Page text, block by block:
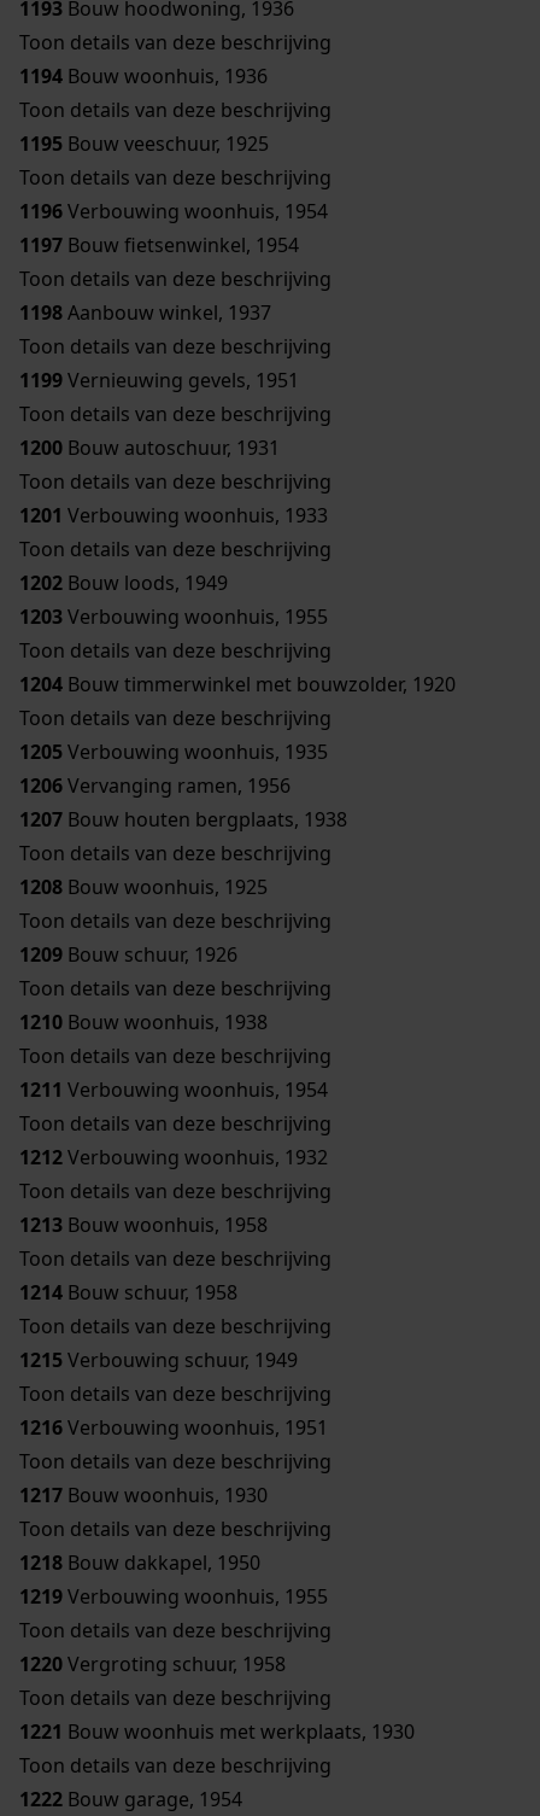
1193 Bouw hoodwoning, 1936
Toon details van deze beschrijving
1194 Bouw woonhuis, 1936
Toon details van deze beschrijving
1195 Bouw veeschuur, 1925
Toon details van deze beschrijving
1196Verbouwing woonhuis, 1954
1197 Bouw fietsenwinkel, 1954
Toon details van deze beschrijving
1198Aanbouw winkel, 1937
Toon details van deze beschrijving
1199Vernieuwing gevels, 1951
Toon details van deze beschrijving
1200 Bouw autoschuur, 1931
Toon details van deze beschrijving
1201 Verbouwing woonhuis, 1933
Toon details van deze beschrijving
1202 Bouw loods, 1949
1203Verbouwing woonhuis, 1955
Toon details van deze beschrijving
1204 Bouw timmerwinkel met bouwzolder, 1920
Toon details van deze beschrijving
1205Verbouwing woonhuis, 1935
1206Vervanging ramen, 1956
1207 Bouw houten bergplaats, 1938
Toon details van deze beschrijving
1208 Bouw woonhuis, 1925
Toon details van deze beschrijving
1209 Bouw schuur, 1926
Toon details van deze beschrijving
1210 Bouw woonhuis, 1938
Toon details van deze beschrijving
1211 Verbouwing woonhuis, 1954
Toon details van deze beschrijving
1212Verbouwing woonhuis, 1932
Toon details van deze beschrijving
1213 Bouw woonhuis, 1958
Toon details van deze beschrijving
1214 Bouw schuur, 1958
Toon details van deze beschrijving
1215Verbouwing schuur, 1949
Toon details van deze beschrijving
1216Verbouwing woonhuis, 1951
Toon details van deze beschrijving
1217 Bouw woonhuis, 1930
Toon details van deze beschrijving
1218 Bouw dakkapel, 1950
1219Verbouwing woonhuis, 1955
Toon details van deze beschrijving
1220Vergroting schuur, 1958
Toon details van deze beschrijving
1221 Bouw woonhuis met werkplaats, 1930
Toon details van deze beschrijving
1222 Bouw garage, 1954